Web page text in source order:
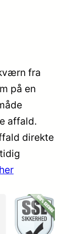
fra
på en
affald.
direkte